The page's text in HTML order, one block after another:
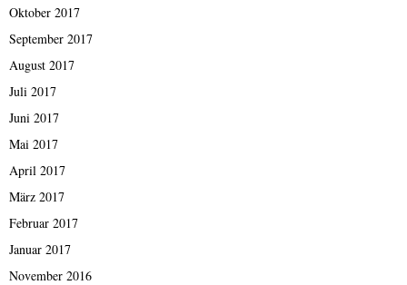
Oktober 2017
September 2017
August 2017
Juli 2017
Juni 2017
Mai 2017
April 2017
März 2017
Februar 2017
Januar 2017
November 2016